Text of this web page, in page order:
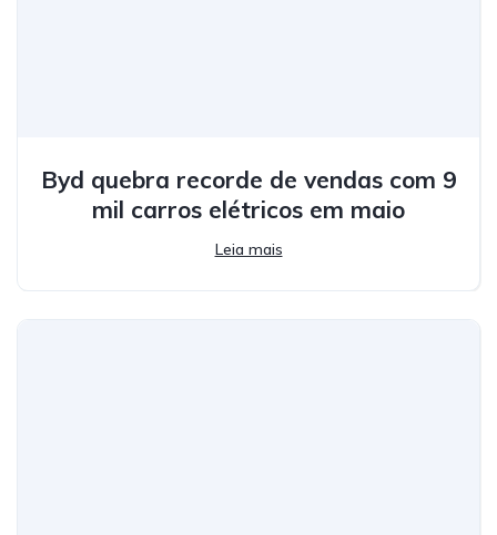
Byd quebra recorde de vendas com 9
mil carros elétricos em maio
Leia mais